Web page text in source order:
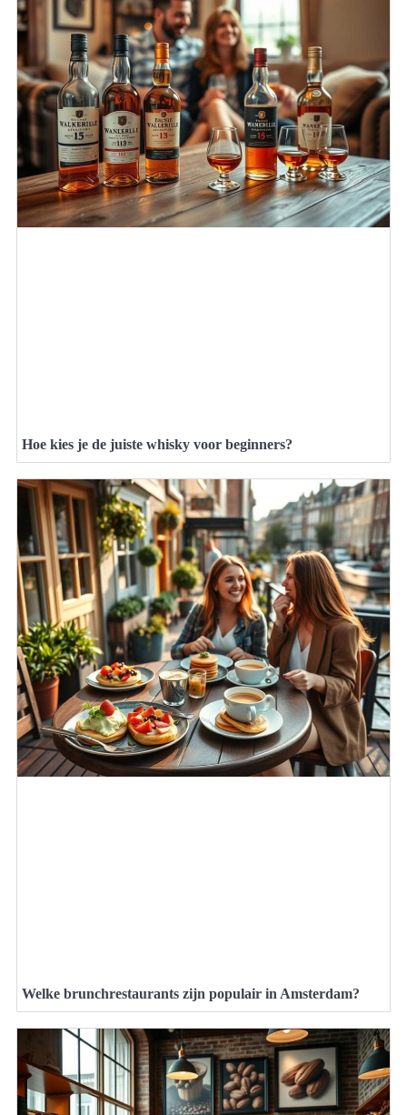
Hoe kies je de juiste whisky voor beginners?
Welke brunchrestaurants zijn populair in Amsterdam?